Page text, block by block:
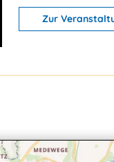
Zur